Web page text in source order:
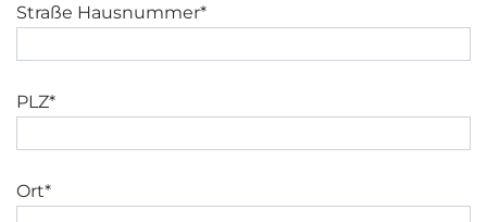
Straße Hausnummer*
PLZ*
Ort*